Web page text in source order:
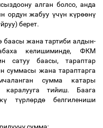
алган болсо,анда
ордун жабуу үчүн күрөөнү
) берет.
баасы жана тартиби алдын-
келишиминде,ФКМ
сатуу баасы, тараптар
суммасы жана тараптарга
сумма
катары
каралууга тийиш. Баага
ү түрлөрдө
белгилениши